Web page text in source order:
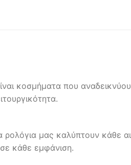
κοσμήματα που
ρολόγια μας καλύπτουν κάθε
κάθε εμφάνιση.